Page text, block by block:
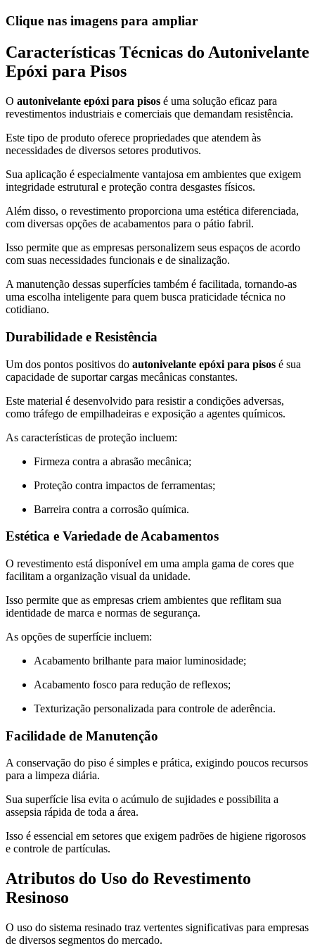
Clique nas imagens para ampliar
Características Técnicas do Autonivelante
Epóxi para Pisos
O autonivelante epóxi para pisos é uma solução eficaz para
revestimentos industriais e comerciais que demandam resistência.
Este tipo de produto oferece propriedades que atendem às
necessidades de diversos setores produtivos.
Sua aplicação é especialmente vantajosa em ambientes que exigem
integridade estrutural e proteção contra desgastes físicos.
Além disso, o revestimento proporciona uma estética diferenciada,
com diversas opções de acabamentos para o pátio fabril.
Isso permite que as empresas personalizem seus espaços de acordo
com suas necessidades funcionais e de sinalização.
A manutenção dessas superfícies também é facilitada, tornando-as
uma escolha inteligente para quem busca praticidade técnica no
cotidiano.
Durabilidade e Resistência
Um dos pontos positivos do autonivelante epóxi para pisos é sua
capacidade de suportar cargas mecânicas constantes.
Este material é desenvolvido para resistir a condições adversas,
como tráfego de empilhadeiras e exposição a agentes químicos.
As características de proteção incluem:
Firmeza contra a abrasão mecânica;
Proteção contra impactos de ferramentas;
Barreira contra a corrosão química.
Estética e Variedade de Acabamentos
O revestimento está disponível em uma ampla gama de cores que
facilitam a organização visual da unidade.
Isso permite que as empresas criem ambientes que reflitam sua
identidade de marca e normas de segurança.
As opções de superfície incluem:
Acabamento brilhante para maior luminosidade;
Acabamento fosco para redução de reflexos;
Texturização personalizada para controle de aderência.
Facilidade de Manutenção
A conservação do piso é simples e prática, exigindo poucos recursos
para a limpeza diária.
Sua superfície lisa evita o acúmulo de sujidades e possibilita a
assepsia rápida de toda a área.
Isso é essencial em setores que exigem padrões de higiene rigorosos
e controle de partículas.
Atributos do Uso do Revestimento
Resinoso
O uso do sistema resinado traz vertentes significativas para empresas
de diversos segmentos do mercado.